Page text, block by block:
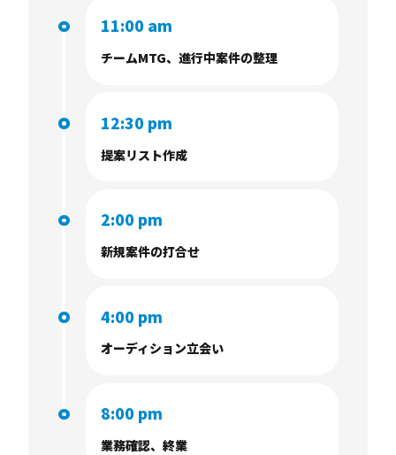
11:00 am
チームMTG、進行中案件の整理
12:30 pm
提案リスト作成
2:00 pm
新規案件の打合せ
4:00 pm
オーディション立会い
8:00 pm
業務確認、終業